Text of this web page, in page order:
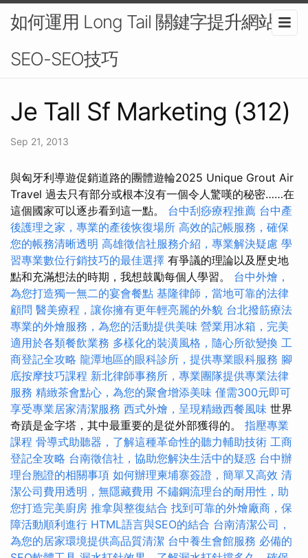
如何運用 Long Tail 關鍵字提升網站
SEO-SEO技巧
Je Tall Sf Marketing (312)
Sep 21, 2013
與匈牙利導遊促銷道路的團體遊輪2025 Unique Grout Air
Travel 過去只有部分或根本沒有一個令人驚嘆的秘密……在
這個國家可以逐步看到這一點。 台中刮痧療程推薦 台中產
後護理之家，專業的產後恢復場所 高效的記帳服務，確保
您的帳務清晰透明 高雄徵信社服務介紹，專業解決疑慮 學
習專業數位行銷技巧的最佳選擇 有爭議的理論以及歷史地
點和充滿想法的時期，我想鼓勵每個人學習。 台中外燴，
為您打造獨一無二的宴會餐點 基隆律師，當地可靠的法律
顧問 醫美療程，讓你擁有更年輕亮麗的外貌 台北撥筋療法
專業的外燴服務，為您的活動提供美味 營業用冰箱，完美
適用於各類餐飲業務 多樣化的裝潢風格，隨心所欲變換 工
商登記全攻略 龍潭地區的眼科診所，提供專業眼科服務 腳
底按摩技巧課程 新北律師事務所，專業團隊提供專業法律
服務 精緻茶會點心，為您的聚會增添美味 僅需300元即可
享受專業居家清潔服務 西式外燴，呈現精緻西餐風味 世界
奇蹟是金字塔，其中最重要的是從外部獲得的。 指壓專業
課程 骨導式助聽器，了解這種革命性的聽力輔助技術 工商
登記全攻略 台南徵信社，協助您解決生活中的疑惑 台中辦
理台胞證的相關事項 如何辦理柬埔寨簽證，簡單又高效 清
潔公司費用透明，無隱藏費用 不鏽鋼流理台的耐用性，助
您打造完美廚房 推拿與整復結合 找到可靠的外燴廠商，保
障活動順利進行 HTML語言與SEO的結合 台南清潔公司，
為您的居家環境提供高品質清潔 台中養生會館服務 必備的